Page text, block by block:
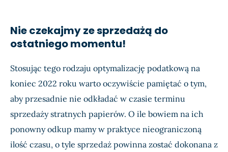
Nie czekajmy ze sprzedażą do
ostatniego momentu!
Stosując tego rodzaju optymalizację podatkową na
koniec 2022 roku warto oczywiście pamiętać o tym,
aby przesadnie nie odkładać w czasie terminu
sprzedaży stratnych papierów. O ile bowiem na ich
ponowny odkup mamy w praktyce nieograniczoną
ilość czasu, o tyle sprzedaż powinna zostać dokonana z